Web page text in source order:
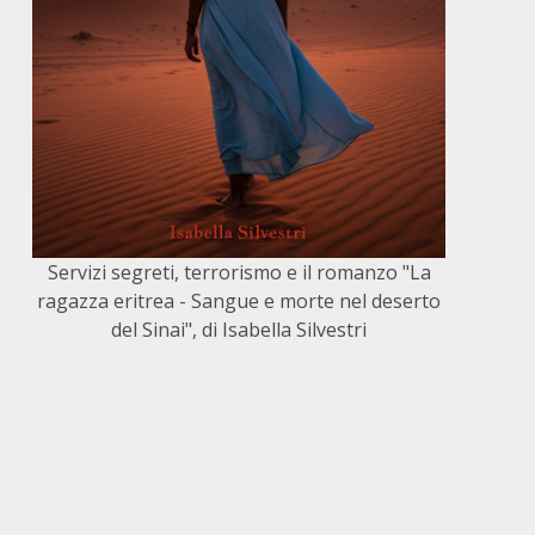
Servizi segreti, terrorismo e il romanzo "La
ragazza eritrea - Sangue e morte nel deserto
del Sinai", di Isabella Silvestri